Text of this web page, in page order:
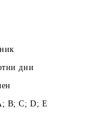
дни
B; C; D; E